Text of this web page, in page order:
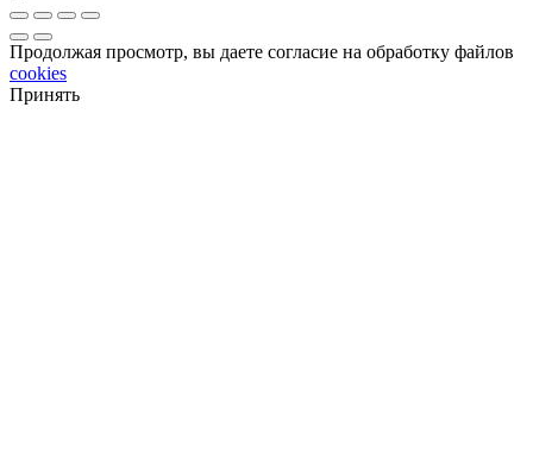
Продолжая просмотр, вы даете согласие на обработку файлов
cookies
Принять